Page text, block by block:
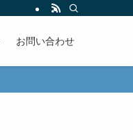
お問い合わせ